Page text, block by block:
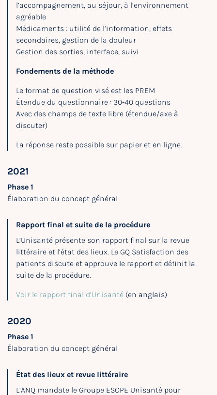
l’accompagnement, au séjour, à l’environnement
agréable
Médicaments : utilité de l’information, effets
secondaires, gestion de la douleur
Gestion des sorties, interface, suivi
Fondements de la méthode
Le format de question visé est les PREM
Étendue du questionnaire : 30-40 questions
Avec des champs de texte libre (étendue/axe à
discuter)
La réponse reste possible sur papier et en ligne.
2021
Phase 1
Élaboration du concept général
Rapport final et suite de la procédure
L’Unisanté présente son rapport final sur la revue
littéraire et l’état des lieux. Le GQ Satisfaction des
patients discute et approuve le rapport et définit la
suite de la procédure.
Voir le rapport final d’Unisanté (en anglais)
2020
Phase 1
Élaboration du concept général
État des lieux et revue littéraire
L’ANQ mandate le Groupe ESOPE Unisanté pour